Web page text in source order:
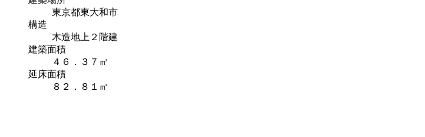
東京都東大和市
構造
木造地上２階建
建築面積
４６．３７㎡
延床面積
８２．８１㎡